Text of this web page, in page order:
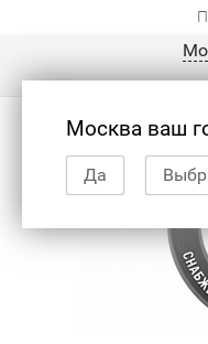
Москва ваш
Да